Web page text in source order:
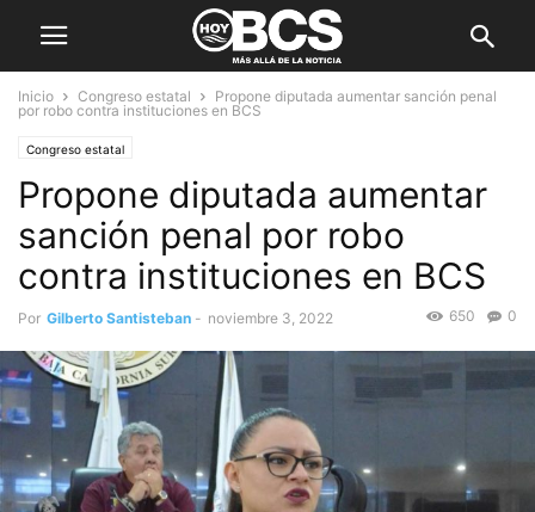
Inicio Congreso estatal
Propone diputada aumentar sanción penal
por robo contra instituciones en BCS
Congreso estatal
Propone diputada aumentar
sanción penal por robo
contra instituciones en BCS
Por Gilberto Santisteban - noviembre 3, 2022 0
650